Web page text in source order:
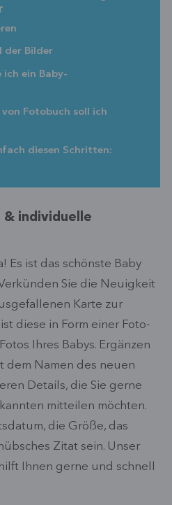
der Bilder
ich ein Baby-
Fotobuch soll ich
diesen Schritten:
& individuelle
Es ist das schönste Baby
Sie die Neuigkeit
Karte zur
diese in Form einer Foto-
Ihres Babys. Ergänzen
dem Namen des neuen
Details, die Sie gerne
mitteilen möchten.
die Größe, das
Zitat sein. Unser
Ihnen gerne und schnell